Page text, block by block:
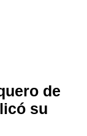
de
su